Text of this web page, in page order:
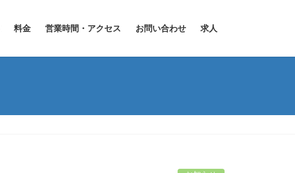
料金 営業時間・アクセス お問い合わせ 求人